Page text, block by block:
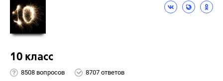
10 класс
8508 вопросов 8707 ответов